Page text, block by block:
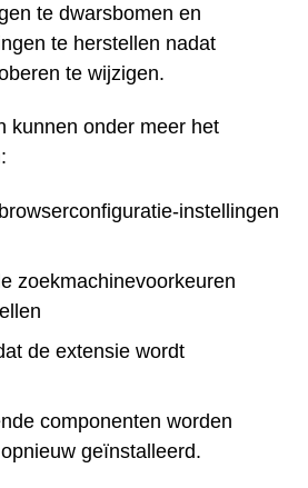
te dwarsbomen en
te herstellen nadat
te wijzigen.
kunnen onder meer het
instellingen
zoekmachinevoorkeuren
de extensie wordt
componenten worden
geïnstalleerd.